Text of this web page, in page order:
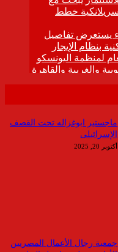
ماجستير ابوغزاله تحت القصف
الإسرائيلى
أكتوبر 20, 2025
جمعية رجال الأعمال المصريين